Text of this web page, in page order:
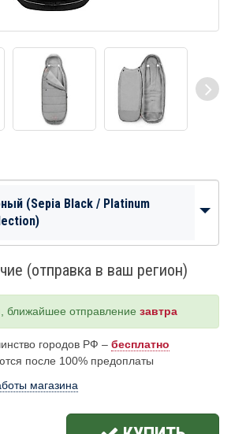
(Sepia Black / Platinum
(отправка в ваш регион)
, ближайшее отправление завтра
городов РФ – бесплатно
после 100% предоплаты
магазина